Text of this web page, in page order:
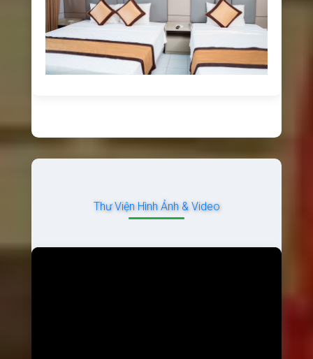
Thư Viện Hình Ảnh & Video